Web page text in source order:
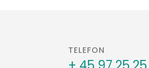
TELEFON